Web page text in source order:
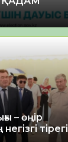
– өңір
тірегі